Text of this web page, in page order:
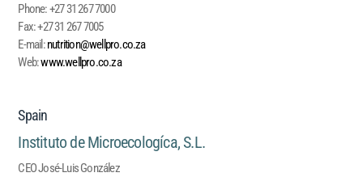
Phone:+27 31 267 7000
Fax:+27 31 267 7005
E-mail:nutrition@wellpro.co.za
Web:www.wellpro.co.za
Spain
Instituto de Microecologíca, S.L.
CEO José-Luis González